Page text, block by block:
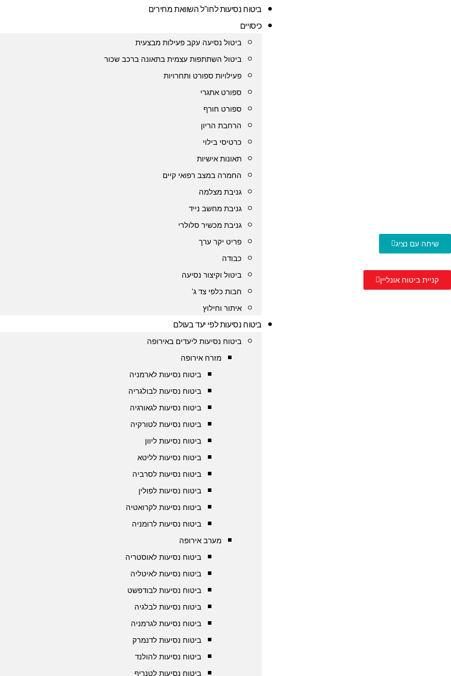
ביטוח נסיעות לחו"ל השוואת מחירים
כיסויים
ביטול נסיעה עקב פעילות מבצעית
ביטול השתתפות עצמית בתאונה ברכב שכור
פעילויות ספורט ותחרויות
ספורט אתגרי
ספורט חורף
הרחבת הריון
כרטיסי בילוי
תאונות אישיות
החמרה במצב רפואי קיים
גניבת מצלמה
גניבת מחשב נייד
גניבת מכשיר סלולרי
פריט יקר ערך
כבודה
ביטול וקיצור נסיעה
חבות כלפי צד ג'
איתור וחילוץ
ביטוח נסיעות לפי יעד בעולם
ביטוח נסיעות ליעדים באירופה
מזרח אירופה
ביטוח נסיעות לארמניה
ביטוח נסיעות לבולגריה
ביטוח נסיעות לגאורגיה
ביטוח נסיעות לטורקיה
ביטוח נסיעות ליוון
ביטוח נסיעות לליטא
ביטוח נסיעות לסרביה
ביטוח נסיעות לפולין
ביטוח נסיעות לקרואטיה
ביטוח נסיעות לרומניה
מערב אירופה
ביטוח נסיעות לאוסטריה
ביטוח נסיעות לאיטליה
ביטוח נסיעות לבודפשט
ביטוח נסיעות לבלגיה
ביטוח נסיעות לגרמניה
ביטוח נסיעות לדנמרק
ביטוח נסיעות להולנד
ביטוח נסיעות לטנריף
שיחה עם נציג
קניית ביטוח אונליין